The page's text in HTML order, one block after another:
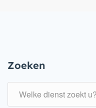
Zoeken